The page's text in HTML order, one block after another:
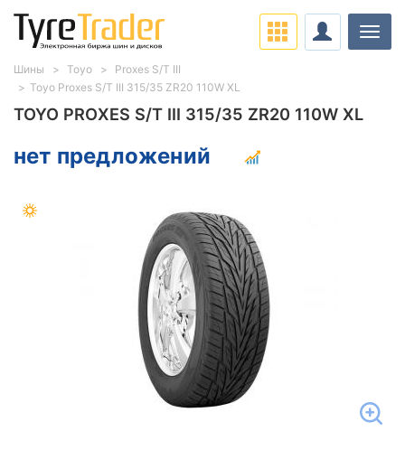
TOYO PROXES S/T III 315/35 ZR20 110W XL
нет предложений
Шины Toyo
Proxes S/T III
Toyo Proxes S/T III 315/35 ZR20 110W XL